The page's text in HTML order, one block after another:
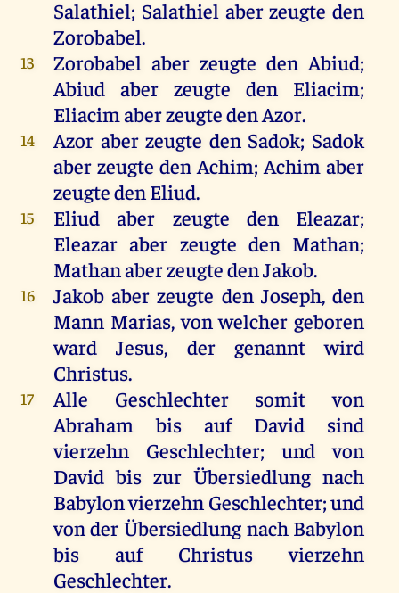
Salathiel; Salathiel aber zeugte den
Zorobabel.
13
Zorobabel aber zeugte den Abiud;
Abiud aber zeugte den Eliacim;
Eliacim aber zeugte den Azor.
14
Azor aber zeugte den Sadok; Sadok
aber zeugte den Achim; Achim aber
zeugte den Eliud.
15
Eliud aber zeugte den Eleazar;
Eleazar aber zeugte den Mathan;
Mathan aber zeugte den Jakob.
16
Jakob aber zeugte den Joseph, den
Mann Marias, von welcher geboren
ward Jesus, der genannt wird
Christus.
17
Alle Geschlechter somit von
Abraham bis auf David sind
vierzehn Geschlechter; und von
David bis zur Übersiedlung nach
Babylon vierzehn Geschlechter; und
von der Übersiedlung nach Babylon
bis auf Christus vierzehn
Geschlechter.